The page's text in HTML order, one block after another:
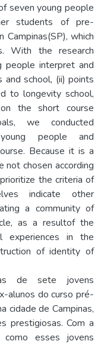
seven young people
students of pre-
which
With the research
people interpret and
and school, (ii) points
to longevity school,
the short course
we conducted
people and
Because it is a
not chosen according
the criteria of
indicate other
a community of
as a resultof the
experiences in the
of identity of
de sete jovens
alunos do curso pré-
cidade de Campinas,
prestigiosas. Com a
como esses jovens